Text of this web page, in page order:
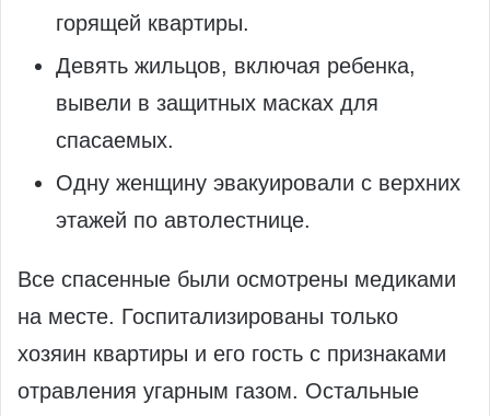
горящей квартиры.
Девять жильцов, включая ребенка,
вывели в защитных масках для
спасаемых.
Одну женщину эвакуировали с верхних
этажей по автолестнице.
Все спасенные были осмотрены медиками
на месте. Госпитализированы только
хозяин квартиры и его гость с признаками
отравления угарным газом. Остальные